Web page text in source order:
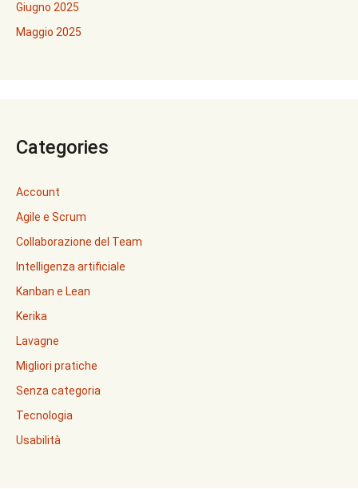
Giugno 2025
Maggio 2025
Categories
Account
Agile e Scrum
Collaborazione del Team
Intelligenza artificiale
Kanban e Lean
Kerika
Lavagne
Migliori pratiche
Senza categoria
Tecnologia
Usabilità